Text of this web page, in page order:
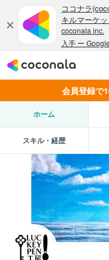
会員登録で
ホーム
スキル・経歴